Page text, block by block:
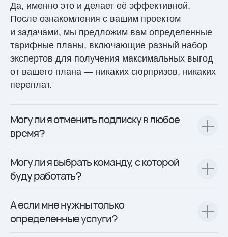
Да, именно это и делает её эффективной.
После ознакомления с вашим проектом
и задачами, мы предложим вам определенные
тарифные планы, включающие разный набор
экспертов для получения максимальных выгод
от вашего плана — никаких сюрпризов, никаких
переплат.
Могу ли я отменить подписку в любое
время?
Могу ли я выбрать команду, с которой
буду работать?
А если мне нужны только
определенные услуги?